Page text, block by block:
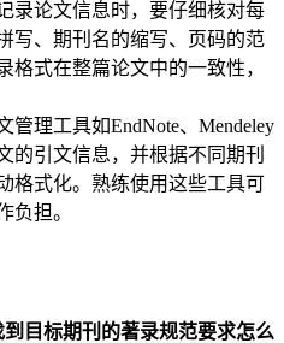
录论文信息时，要仔细核对每
写、期刊名的缩写、页码的范
格式在整篇论文中的一致性，
管理工具如EndNote、Mendeley
的引文信息，并根据不同期刊
格式化。熟练使用这些工具可
负担。
目标期刊的著录规范要求怎么